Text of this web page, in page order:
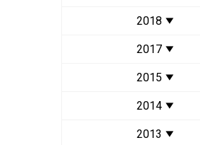
2018
2017
2015
2014
2013